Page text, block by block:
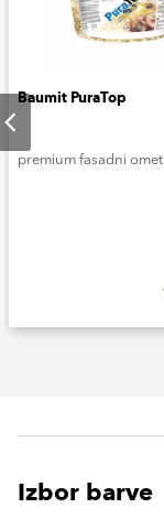
Baumit PuraTop
premium fasadni omet
Izbor barve